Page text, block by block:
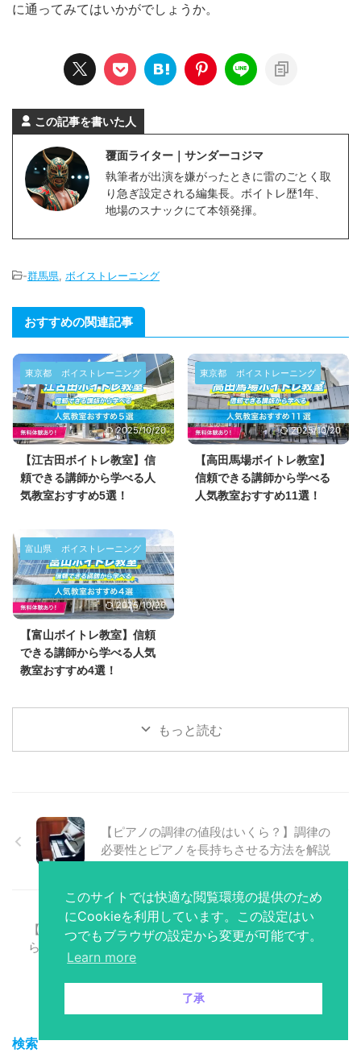
に通ってみてはいかがでしょうか。
この記事を書いた人
覆面ライター｜サンダーコジマ
執筆者が出演を嫌がったときに雷のごとく取
り急ぎ設定される編集長。ボイトレ歴1年、
地場のスナックにて本領発揮。
-群馬県 ボイストレーニング
おすすめの関連記事
東京都 ボイストレーニング
2025/10/20
【江古田ボイトレ教室】信
頼できる講師から学べる人
気教室おすすめ5選！
東京都 ボイストレーニング
2025/10/20
【高田馬場ボイトレ教室】
信頼できる講師から学べる
人気教室おすすめ11選！
富山県 ボイストレーニング
2025/10/20
【富山ボイトレ教室】信頼
できる講師から学べる人気
教室おすすめ4選！
もっと読む
【ピアノの調律の値段はいくら？】調律の
必要性とピアノを長持ちさせる方法を解説
【宇都宮ボイトレ教室】信頼できる講師か
ら学べる人気教室おすすめ9選！
検索
このサイトでは快適な閲覧環境の提供のため
にCookieを利用しています。この設定はい
つでもブラウザの設定から変更が可能です。
Learn more
了承